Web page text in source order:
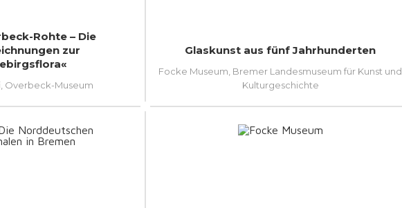
Rohte – Die
zur
Overbeck-Museum
Glaskunst aus fünf Jahrhunderten
Focke Museum, Bremer Landesmuseum für Kunst und
Kulturgeschichte